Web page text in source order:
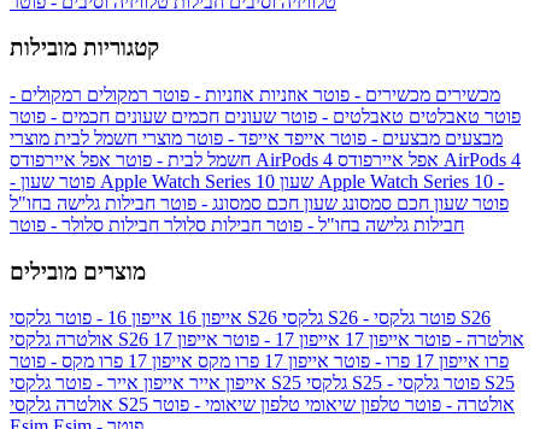
קטגוריות מובילות
מכשירים מכשירים - פוטר אוזניות אוזניות - פוטר רמקולים רמקולים -
פוטר טאבלטים טאבלטים - פוטר שעונים חכמים שעונים חכמים - פוטר
מבצעים מבצעים - פוטר אייפד אייפד - פוטר מוצרי חשמל לבית מוצרי
חשמל לבית - פוטר אפל איירפודס AirPods 4 אפל איירפודס AirPods 4
- פוטר שעון Apple Watch Series 10 שעון Apple Watch Series 10 -
פוטר שעון חכם סמסונג שעון חכם סמסונג - פוטר חבילות גלישה בחו"ל
חבילות גלישה בחו"ל - פוטר חבילות סלולר חבילות סלולר - פוטר
מוצרים מובילים
אייפון 16 אייפון 16 - פוטר גלקסי S26 גלקסי S26 - פוטר גלקסי S26
אולטרה
גלקסי S26 אולטרה - פוטר אייפון 17 אייפון 17 - פוטר
אייפון 17
פרו אייפון 17 פרו - פוטר אייפון 17 פרו מקס
אייפון 17 פרו מקס - פוטר
אייפון אייר אייפון אייר - פוטר גלקסי S25 גלקסי S25 - פוטר גלקסי S25
אולטרה
גלקסי S25 אולטרה - פוטר טלפון שיאומי טלפון שיאומי - פוטר